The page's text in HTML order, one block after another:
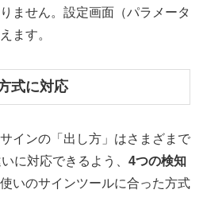
ません。設定画面（パラメータ
ます。
式に対応
インの「出し方」はさまざまで
に対応できるよう、 4つの検知
いのサインツールに合った方式